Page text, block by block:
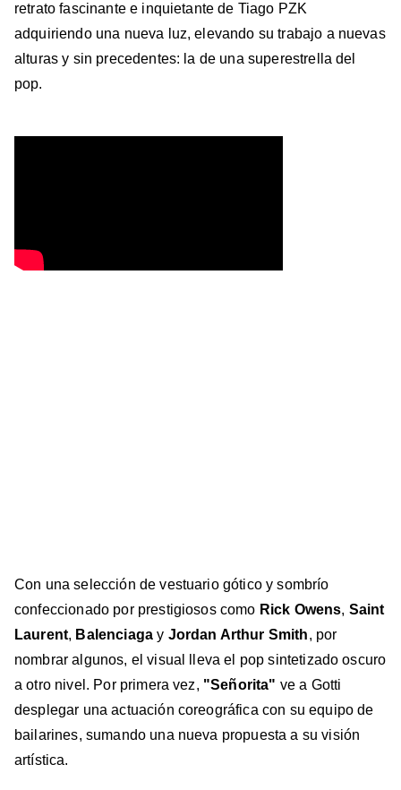
retrato fascinante e inquietante de Tiago PZK
adquiriendo una nueva luz, elevando su trabajo a nuevas
alturas y sin precedentes: la de una superestrella del
pop.
Con una selección de vestuario gótico y sombrío
confeccionado por prestigiosos como Rick Owens, Saint
Laurent, Balenciaga y Jordan Arthur Smith, por
nombrar algunos, el visual lleva el pop sintetizado oscuro
a otro nivel. Por primera vez, "Señorita" ve a Gotti
desplegar una actuación coreográfica con su equipo de
bailarines, sumando una nueva propuesta a su visión
artística.